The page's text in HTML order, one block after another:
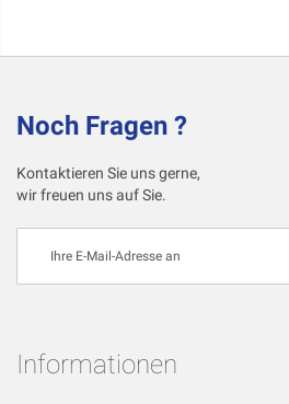
Noch Fragen ?
Kontaktieren Sie uns gerne,
wir freuen uns auf Sie.
sich
an:
Informationen